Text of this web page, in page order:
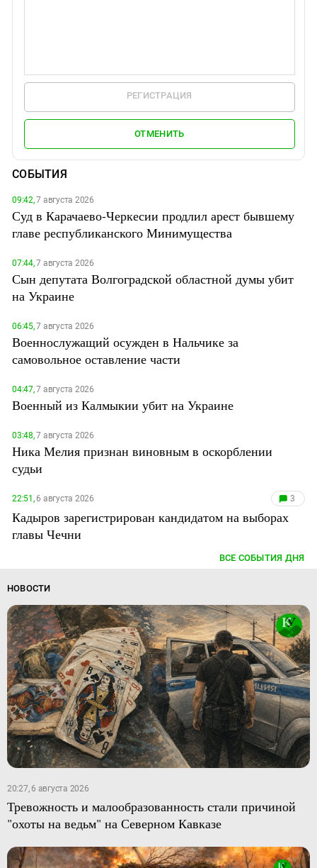
РЕГИСТРАЦИЯ
ОТМЕНИТЬ
СОБЫТИЯ
09:42,7 августа 2026
Суд в Карачаево-Черкесии продлил арест бывшему
главе республиканского Минимущества
07:44,7 августа 2026
Сын депутата Волгоградской областной думы убит
на Украине
06:45,7 августа 2026
Военнослужащий осужден в Нальчике за
самовольное оставление части
04:47,7 августа 2026
Военный из Калмыкии убит на Украине
03:48,7 августа 2026
Ника Мелия признан виновным в оскорблении
судьи
22:51,6 августа 2026 3
Кадыров зарегистрирован кандидатом на выборах
главы Чечни
ВСЕ СОБЫТИЯ ДНЯ
НОВОСТИ
20:27, 6 августа 2026
Тревожность и малообразованность стали причиной
"охоты на ведьм" на Северном Кавказе